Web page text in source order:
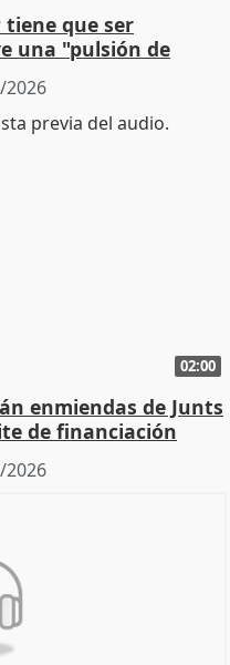
tiene que ser
una "pulsión de
2026
02:00
enmiendas de Junts
de financiación
2026